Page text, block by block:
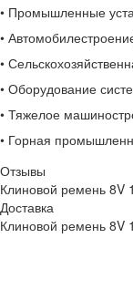
• Промышленные
•
•
• Оборудование
• Тяжелое
• Горная
Отзывы
Клиновой ремень 8V
Доставка
Клиновой ремень 8V